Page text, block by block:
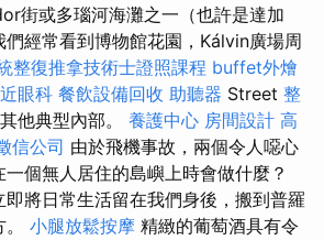
街或多瑙河海灘之一（也許是達加
經常看到博物館花園，Kálvin廣場周
整復推拿技術士證照課程 buffet外燴
眼科 餐飲設備回收 助聽器 Street 整
他典型內部。 養護中心 房間設計 高
信公司 由於飛機事故，兩個令人噁心
個無人居住的島嶼上時會做什麼？
將日常生活留在我們身後，搬到普羅
小腿放鬆按摩 精緻的葡萄酒具有令